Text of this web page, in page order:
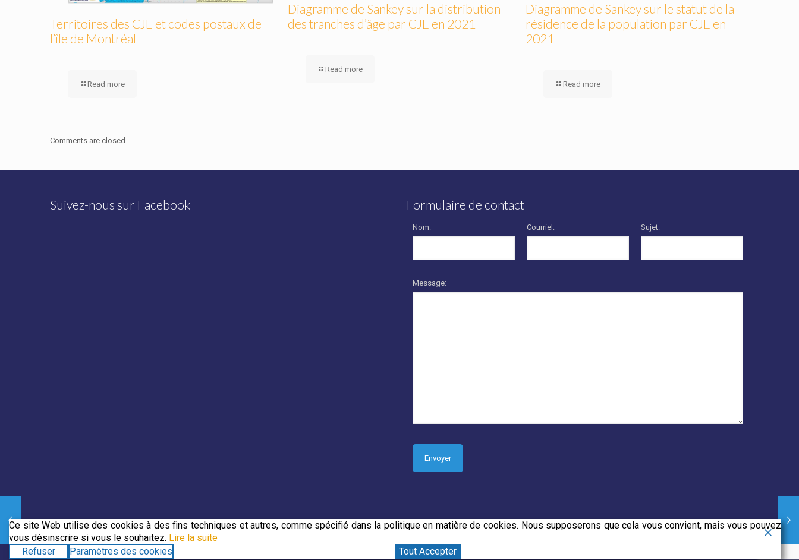
Territoires des CJE et codes postaux de
l’île de Montréal
Read more
Diagramme de Sankey sur la distribution
des tranches d’âge par CJE en 2021
Read more
Diagramme de Sankey sur le statut de la
résidence de la population par CJE en
2021
Read more
Comments are closed.
Suivez-nous sur Facebook Formulaire de contact
Nom: Courriel: Sujet:
Message:
© 2019 CJECDN. Tous droits réservés. Site web conçu par
Ce site Web utilise des cookies à des fins techniques et autres, comme spécifié dans la politique en matière de cookies. Nous supposerons que cela vous convient, mais vous pouvez
vous désinscrire si vous le souhaitez. Lire la suite
Refuser
Paramètres des cookies Tout Accepter